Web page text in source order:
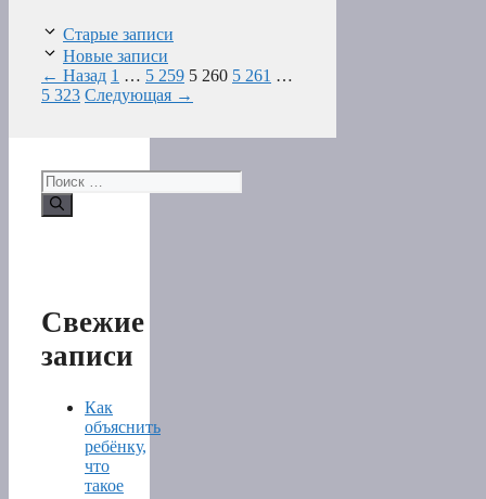
Старые записи
Новые записи
← Назад Страница
1 … Страница
5 259 Страница
5 260 Страница
5 261 …
5 323 Следующая →
Поиск:
Свежие
записи
Как
объяснить
ребёнку,
что
такое